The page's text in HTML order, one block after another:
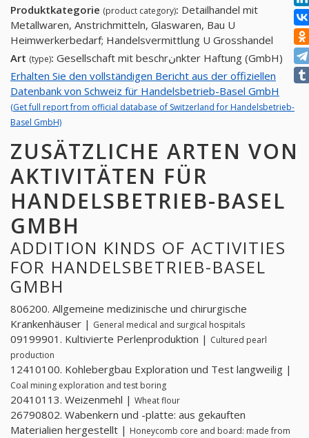
Produktkategorie (product category): Detailhandel mit
Metallwaren, Anstrichmitteln, Glaswaren, Bau U
Heimwerkerbedarf; Handelsvermittlung U Grosshandel
Art (type):
Gesellschaft mit beschrنnkter Haftung (GmbH)
Erhalten Sie den vollständigen Bericht aus der offiziellen
Datenbank von Schweiz für Handelsbetrieb-Basel GmbH
(Get full report from official database of Switzerland for Handelsbetrieb-
Basel GmbH)
ZUSÄTZLICHE ARTEN VON
AKTIVITÄTEN FÜR
HANDELSBETRIEB-BASEL
GMBH
ADDITION KINDS OF ACTIVITIES
FOR HANDELSBETRIEB-BASEL
GMBH
806200. Allgemeine medizinische und chirurgische
Krankenhäuser | General medical and surgical hospitals
09199901. Kultivierte Perlenproduktion | Cultured pearl
production
12410100. Kohlebergbau Exploration und Test langweilig |
Coal mining exploration and test boring
20410113. Weizenmehl | Wheat flour
26790802. Wabenkern und -platte: aus gekauften
Materialien hergestellt | Honeycomb core and board: made from